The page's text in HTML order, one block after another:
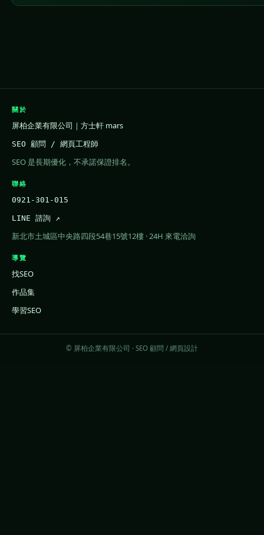
關於
屏柏企業有限公司｜方士軒 mars
SEO 顧問 / 網頁工程師
SEO 是長期優化，不承諾保證排名。
聯絡
0921-301-015
LINE 諮詢 ↗
新北市土城區中央路四段54巷15號12樓 · 24H 來電洽詢
導覽
找SEO
作品集
學習SEO
© 屏柏企業有限公司 · SEO 顧問 / 網頁設計